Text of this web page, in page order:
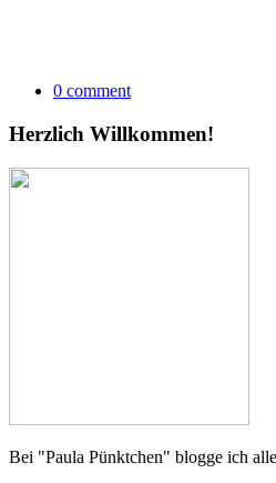
0 comment
Herzlich Willkommen!
Bei "Paula Pünktchen" blogge ich